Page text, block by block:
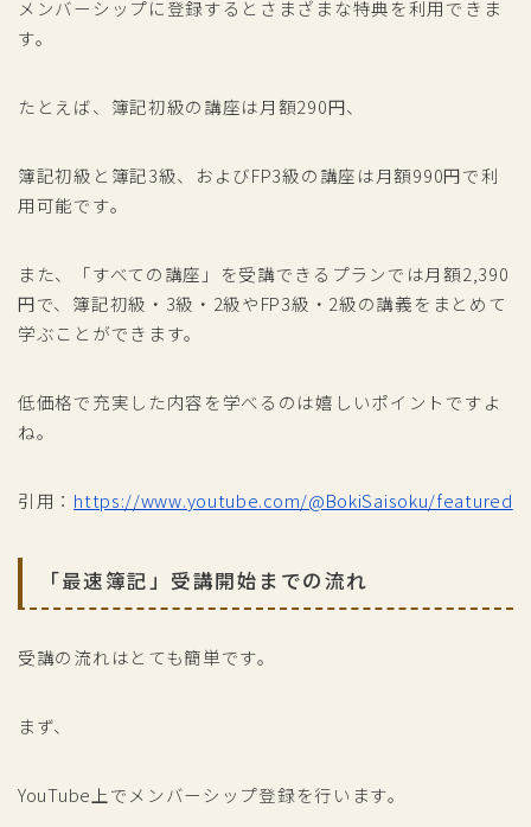
メンバーシップに登録するとさまざまな特典を利用できま
す。
たとえば、簿記初級の講座は月額290円、
簿記初級と簿記3級、およびFP3級の講座は月額990円で利
用可能です。
また、「すべての講座」を受講できるプランでは月額2,390
円で、簿記初級・3級・2級やFP3級・2級の講義をまとめて
学ぶことができます。
低価格で充実した内容を学べるのは嬉しいポイントですよ
ね。
引用： https://www.youtube.com/@BokiSaisoku/featured
「最速簿記」受講開始までの流れ
受講の流れはとても簡単です。
まず、
YouTube上でメンバーシップ登録を行います。